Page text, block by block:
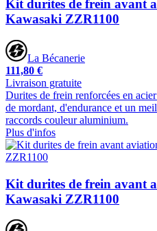
Kit durites de frein avant
Kawasaki ZZR1100
La Bécanerie
111,80 €
Livraison gratuite
Durites de frein renforcées en
de mordant, d'endurance et un
raccords couleur aluminium.
Plus d'infos
Kit durites de frein avant
Kawasaki ZZR1100